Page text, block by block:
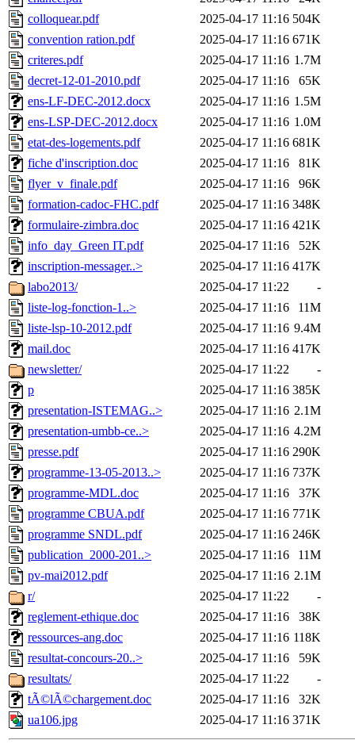
colloquear.pdf
2025-04-17 11:16 504K
convention ration.pdf
2025-04-17 11:16 671K
criteres.pdf
2025-04-17 11:16 1.7M
decret-12-01-2010.pdf
2025-04-17 11:16
65K
ens-LF-DEC-2012.docx
2025-04-17 11:16 1.5M
ens-LSP-DEC-2012.docx
2025-04-17 11:16 1.0M
etat-des-logements.pdf
2025-04-17 11:16 681K
fiche d'inscription.doc
2025-04-17 11:16
81K
flyer_v_finale.pdf
2025-04-17 11:16
96K
formation-cadoc-FHC.pdf
2025-04-17 11:16 348K
formulaire-zimbra.doc
2025-04-17 11:16 421K
info_day_Green IT.pdf
2025-04-17 11:16
52K
inscription-messager..>
2025-04-17 11:16 417K
labo2013/
2025-04-17 11:22
-
liste-log-fonction-1..>
2025-04-17 11:16
11M
liste-lsp-10-2012.pdf
2025-04-17 11:16 9.4M
mail.doc
2025-04-17 11:16 417K
newsletter/
2025-04-17 11:22
-
p
2025-04-17 11:16 385K
presentation-ISTEMAG..>
2025-04-17 11:16 2.1M
presentation-umbb-ce..>
2025-04-17 11:16 4.2M
presse.pdf
2025-04-17 11:16 290K
programme-13-05-2013..>
2025-04-17 11:16 737K
programme-MDL.doc
2025-04-17 11:16
37K
programme CBUA.pdf
2025-04-17 11:16 771K
programme SNDL.pdf
2025-04-17 11:16 246K
publication_2000-201..>
2025-04-17 11:16
11M
pv-mai2012.pdf
2025-04-17 11:16 2.1M
r/
2025-04-17 11:22
-
reglement-ethique.doc
2025-04-17 11:16
38K
ressources-ang.doc
2025-04-17 11:16 118K
resultat-concours-20..>
2025-04-17 11:16
59K
resultats/
2025-04-17 11:22
-
tÃ©lÃ©chargement.doc
2025-04-17 11:16
32K
ua106.jpg
2025-04-17 11:16 371K